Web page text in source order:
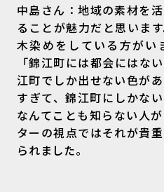
中島さん：地域の素材を
ることが魅力だと思いま
木染めをしている方がい
「錦江町には都会にはな
江町でしか出せない色が
すぎて、錦江町にしかな
なんてことも知らない人
ターの視点ではそれが貴
られました。